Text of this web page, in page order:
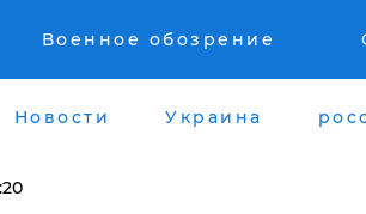
Военное обозрение
Новости Украина